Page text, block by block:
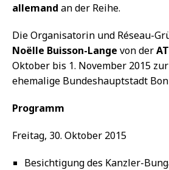
allemand an der Reihe.
Die Organisatorin und Réseau-
Noëlle Buisson-Lange von der
Oktober bis 1. November 2015
ehemalige Bundeshauptstadt
Programm
Freitag, 30. Oktober 2015
Besichtigung des Kanzler-